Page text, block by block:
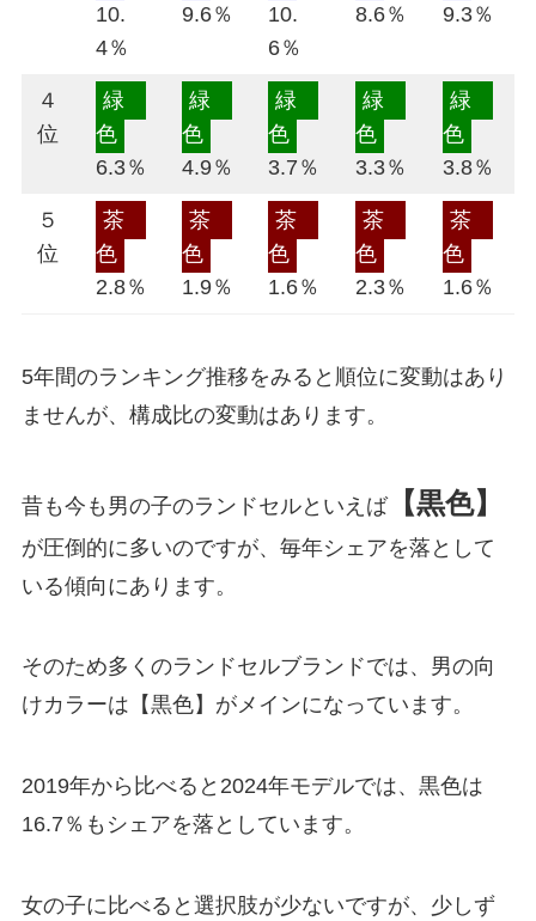
10.
4％
9.6％
10.
6％
8.6％
9.3％
４
位
緑
色
6.3％
緑
色
4.9％
緑
色
3.7％
緑
色
3.3％
緑
色
3.8％
５
位
茶
色
2.8％
茶
色
1.9％
茶
色
1.6％
茶
色
2.3％
茶
色
1.6％
5年間のランキング推移をみると順位に変動はあり
ませんが、構成比の変動はあります。
昔も今も男の子のランドセルといえば【黒色】
が圧倒的に多いのですが、毎年シェアを落として
いる傾向にあります。
そのため多くのランドセルブランドでは、男の向
けカラーは【黒色】がメインになっています。
2019年から比べると2024年モデルでは、黒色は
16.7％もシェアを落としています。
女の子に比べると選択肢が少ないですが、少しず